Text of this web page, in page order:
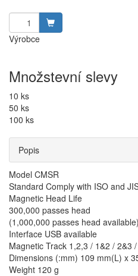
Výrobce
Množstevní slevy
10 ks
50 ks
100 ks
Popis
Model CMSR
Standard Comply with ISO and
Magnetic Head Life
300,000 passes head
(1,000,000 passes head available)
Interface USB available
Magnetic Track 1,2,3 / 1&2 / 2&3
Dimensions (:mm) 109 mm(L) x
Weight 120 g